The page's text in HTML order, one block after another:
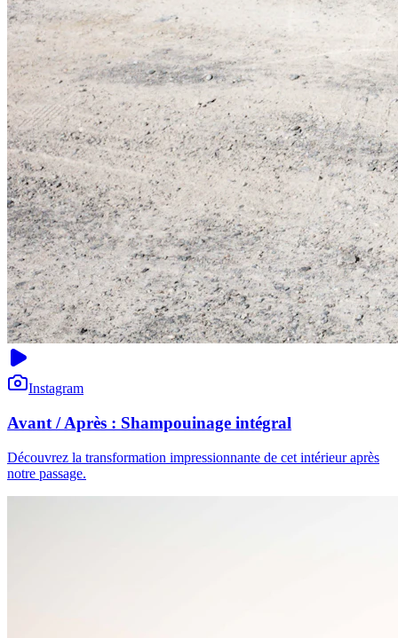
Instagram
Avant / Après : Shampouinage intégral
Découvrez la transformation impressionnante de cet intérieur après
notre passage.